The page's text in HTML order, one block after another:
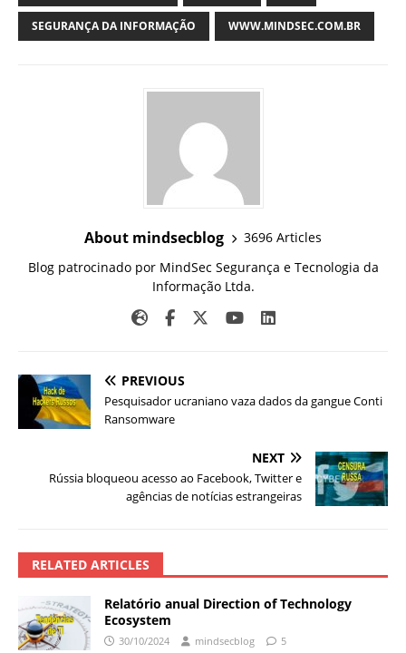
SEGURANÇA DA INFORMAÇÃO WWW.MINDSEC.COM.BR
About mindsecblog
3696 Articles
Blog patrocinado por MindSec Segurança e Tecnologia da
Informação Ltda.
PREVIOUS
Pesquisador ucraniano vaza dados da gangue Conti
Ransomware
NEXT
Rússia bloqueou acesso ao Facebook, Twitter e
agências de notícias estrangeiras
RELATED ARTICLES
Relatório anual Direction of Technology
Ecosystem
30/10/2024 mindsecblog 5